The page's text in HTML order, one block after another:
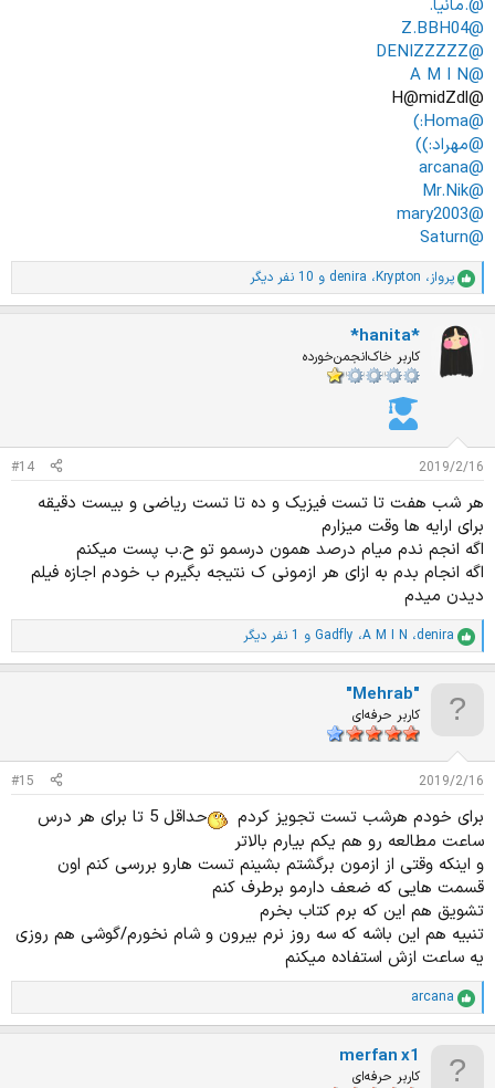
@.مانیا.
@Z.BBH04
@DENIZZZZZ
@A M I N
@H@midZdl
@Homa:)
@مهراد:))
@arcana
@Mr.Nik
@mary2003
@Saturn
ا
م
ز
پرواز، Krypton، denira و 10 نفر دیگر
*hanita*
کاربر خاک‌انجمن‌خورده
2019/2/16
#14
هر شب هفت تا تست فیزیک و ده تا تست ریاضی و بیست دقیقه
برای ارایه ها وقت میزارم
اگه انجم ندم میام درصد همون درسمو تو ح.ب پست میکنم
اگه انجام بدم به ازای هر ازمونی ک نتیجه بگیرم ب خودم اجازه فیلم
دیدن میدم
ا
م
ت
denira، A M I N، Gadfly و 1 نفر دیگر
"Mehrab"
کاربر حرفه‌ای
2019/2/16
#15
برای خودم هرشب تست تجویز کردم
حداقل 5 تا برای هر درس
ساعت مطالعه رو هم یکم بیارم بالاتر
و اینکه وقتی از ازمون برگشتم بشینم تست هارو بررسی کنم اون
قسمت هایی که ضعف دارمو برطرف کنم
تشویق هم این که برم کتاب بخرم
تنبیه هم این باشه که سه روز نرم بیرون و شام نخورم/گوشی هم روزی
یه ساعت ازش استفاده میکنم
ا
م
arcana
merfan x1
کاربر حرفه‌ای